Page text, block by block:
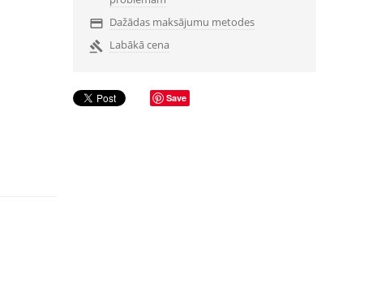
 Dažādas maksājumu metodes
 Labākā cena
Save